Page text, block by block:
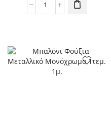
Μπαλόνια
6τεμ.
ποσότητα